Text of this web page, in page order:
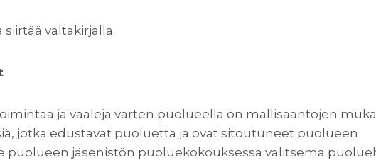
valtakirjalla.
ja vaaleja varten puolueella on mallisääntöjen
jotka edustavat puoluetta ja ovat sitoutuneet puolueen
puolueen jäsenistön puoluekokouksessa valitsema